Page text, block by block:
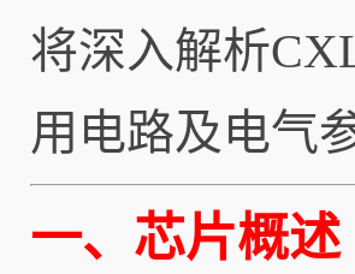
将深入解析
用电路及电气
一、芯片概述